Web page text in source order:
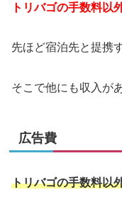
トリバゴの手数料以
先ほど宿泊先と提携
そこで他にも収入が
広告費
トリバゴの手数料以